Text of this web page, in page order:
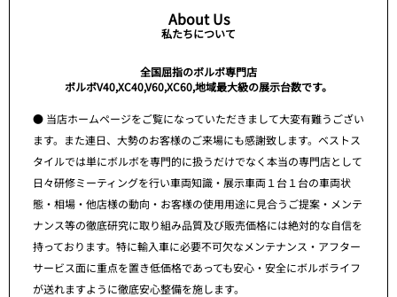
About Us
私たちについて
全国屈指のボルボ専門店
ボルボV40,XC40,V60,XC60,地域最大級の展示台数です。
● 当店ホームページをご覧になっていただきまして大変有難うござい
ます。また連日、大勢のお客様のご来場にも感謝致します。ベストス
タイルでは単にボルボを専門的に扱うだけでなく本当の専門店として
日々研修ミーティングを行い車両知識・展示車両１台１台の車両状
態・相場・他店様の動向・お客様の使用用途に見合うご提案・メンテ
ナンス等の徹底研究に取り組み品質及び販売価格には絶対的な自信を
持っております。特に輸入車に必要不可欠なメンテナンス・アフター
サービス面に重点を置き低価格であっても安心・安全にボルボライフ
が送れますように徹底安心整備を施します。